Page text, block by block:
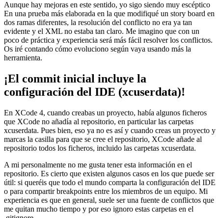
Aunque hay mejoras en este sentido, yo sigo siendo muy escéptico
En una prueba más elaborada en la que modifiqué un story board en
dos ramas diferentes, la resolución del conflicto no era ya tan
evidente y el XML no estaba tan claro. Me imagino que con un
poco de práctica y experiencia será más fácil resolver los conflictos.
Os iré contando cómo evoluciono según vaya usando más la
herramienta.
¡El commit inicial incluye la
configuración del IDE (xcuserdata)!
En XCode 4, cuando creabas un proyecto, había algunos ficheros
que XCode no añadía al repositorio, en particular las carpetas
xcuserdata. Pues bien, eso ya no es así y cuando creas un proyecto y
marcas la casilla para que se cree el repositorio, XCode añade al
repositorio todos los ficheros, incluido las carpetas xcuserdata.
A mi personalmente no me gusta tener esta información en el
repositorio. Es cierto que existen algunos casos en los que puede ser
útil: si queréis que todo el mundo comparta la configuración del IDE
o para compartir breakpoints entre los miembros de un equipo. Mi
experiencia es que en general, suele ser una fuente de conflictos que
me quitan mucho tiempo y por eso ignoro estas carpetas en el